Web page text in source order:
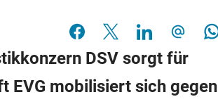
DSV sorgt für
EVG mobilisiert sich gegen